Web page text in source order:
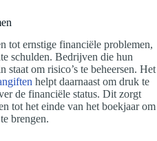
tot ernstige financiële problemen,
schulden. Bedrijven die hun
om risico’s te beheersen. Het
helpt daarnaast om druk te
de financiële status. Dit zorgt
tot het einde van het boekjaar om
brengen.